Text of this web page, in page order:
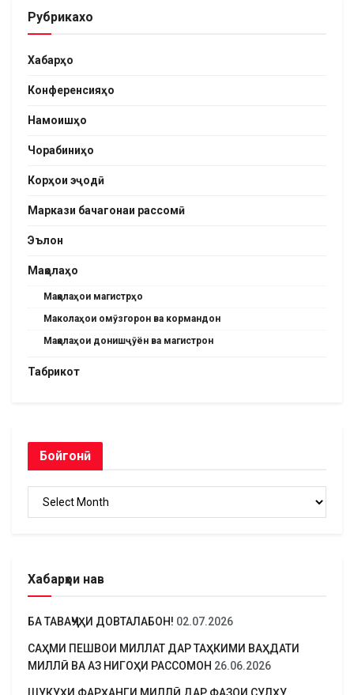
Рубрикахо
Хабарҳо
Конференсияҳо
Намоишҳо
Чорабиниҳо
Корҳои эҷодӣ
Маркази бачагонаи рассомӣ
Эълон
Мақолаҳо
Мақолаҳои магистрҳо
Маколаҳои омӯзгорон ва кормандон
Мақолаҳои донишҷӯён ва магистрон
Табрикот
Бойгонӣ
Хабарҳои нав
БА ТАВАҶҶУҲИ ДОВТАЛАБОН! 02.07.2026
САҲМИ ПЕШВОИ МИЛЛАТ ДАР ТАҲКИМИ ВАҲДАТИ
МИЛЛӢ ВА АЗ НИГОҲИ РАССОМОН 26.06.2026
ШУКУҲИ ФАРҲАНГИ МИЛЛӢ ДАР ФАЗОИ СУЛҲУ